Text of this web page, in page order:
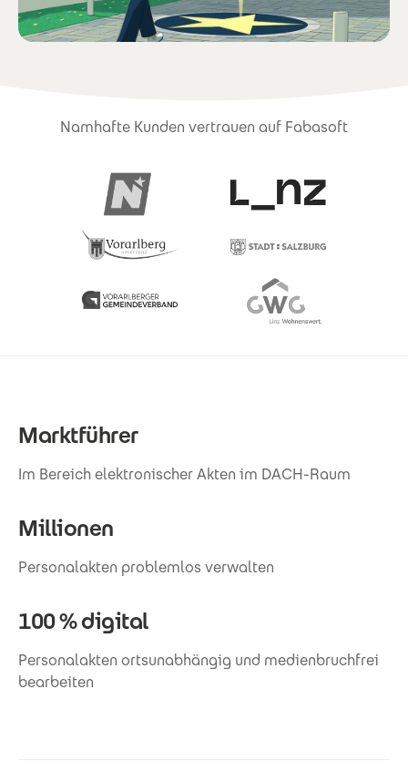
Namhafte Kunden vertrauen auf Fabasoft
Marktführer
Im Bereich elektronischer Akten im DACH-Raum
Millionen
Personalakten problemlos verwalten
100 % digital
Personalakten ortsunabhängig und medienbruchfrei
bearbeiten